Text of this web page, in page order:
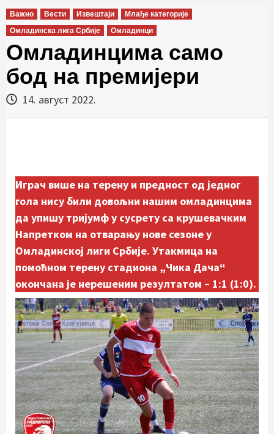
Важно Вести Извештаји
Млађе категорије
Омладинска лига Србије
Омладинци
Омладинцима само
бод на премијери
14. август 2022.
Играч више на терену и предност од једног
гола нису били довољни нашим омладинцима
да упишу тријумф у сусрету са крушевачким
Напретком на отварању нове сезоне у
Омладинској лиги Србије. Утакмица на
помоћном терену стадиона „Чика Дача“
окончана је нерешеним резултатом – 1:1 (1:0).